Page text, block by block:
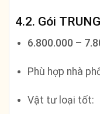
4.2. Gói
6.800.000 –
Phù hợp nhà
Vật tư loại tốt: